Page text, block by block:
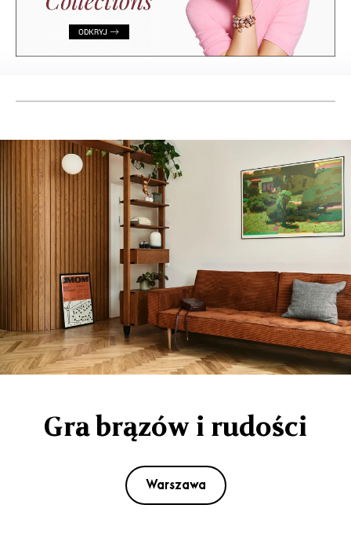
Gra brązów i rudości
Warszawa